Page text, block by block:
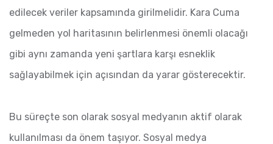
edilecek veriler kapsamında girilmelidir. Kara Cuma
gelmeden yol haritasının belirlenmesi önemli olacağı
gibi aynı zamanda yeni şartlara karşı esneklik
sağlayabilmek için açısından da yarar gösterecektir.
Bu süreçte son olarak sosyal medyanın aktif olarak
kullanılması da önem taşıyor. Sosyal medya